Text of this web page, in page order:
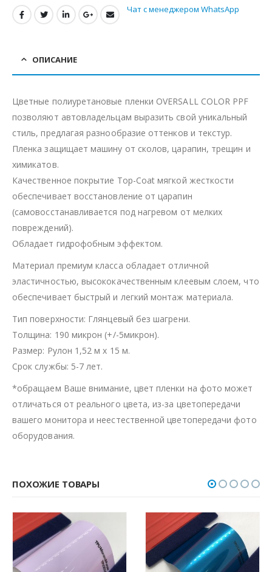
Чат с менеджером WhatsApp
ОПИСАНИЕ
Цветные полиуретановые пленки OVERSALL COLOR PPF
позволяют автовладельцам выразить свой уникальный
стиль, предлагая разнообразие оттенков и текстур.
Пленка защищает машину от сколов, царапин, трещин и
химикатов.
Качественное покрытие Top-Coat мягкой жесткости
обеспечивает восстановление от царапин
(самовосстанавливается под нагревом от мелких
повреждений).
Обладает гидрофобным эффектом.
Материал премиум класса обладает отличной
эластичностью, высококачественным клеевым слоем, что
обеспечивает быстрый и легкий монтаж материала.
Тип поверхности: Глянцевый без шагрени.
Толщина: 190 микрон (+/-5микрон).
Размер: Рулон 1,52 м х 15 м.
Срок службы: 5-7 лет.
*обращаем Ваше внимание, цвет пленки на фото может
отличаться от реального цвета, из-за цветопередачи
вашего монитора и неестественной цветопередачи фото
оборудования.
ПОХОЖИЕ ТОВАРЫ